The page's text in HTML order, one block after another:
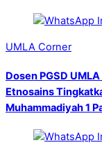
UMLA Corner
Dosen PGSD
Etnosains
Muhammadiyah 1